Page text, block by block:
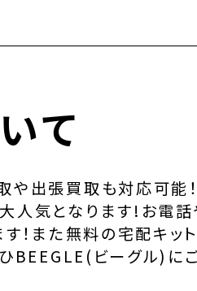
て
や出張買取も対応可能
人気となります!お電話
！また無料の宅配キッ
BEEGLE(ビーグル)に